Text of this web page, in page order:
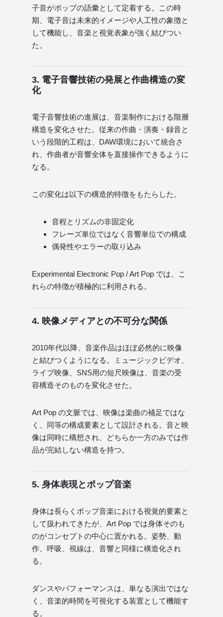
子音がポップの語彙として定着する。この時
期、電子音は未来的イメージや人工性の象徴と
して機能し、音楽と視覚表象が強く結びつい
た。
3. 電子音響技術の発展と作曲構造の変
化
電子音響技術の進展は、音楽制作における階層
構造を変化させた。従来の作曲・演奏・録音と
いう段階的工程は、DAW環境において統合さ
れ、作曲者が音響全体を直接操作できるように
なる。
この変化は以下の構造的特徴をもたらした。
音程とリズムの非固定化
フレーズ単位ではなく音響単位での構成
偶発性やエラーの取り込み
Experimental Electronic Pop / Art Pop では、こ
れらの特徴が積極的に利用される。
4. 映像メディアとの不可分な関係
2010年代以降、音楽作品はほぼ必然的に映像
と結びつくようになる。ミュージックビデオ、
ライブ映像、SNS用の短尺映像は、音楽の受
容構造そのものを変化させた。
Art Pop の文脈では、映像は楽曲の補足ではな
く、同等の構成要素として設計される。音と映
像は同時に構想され、どちらか一方のみでは作
品が完結しない構造を持つ。
5. 身体表現とポップ音楽
身体は長らくポップ音楽における視覚的要素と
して扱われてきたが、Art Pop では身体そのも
のがコンセプトの中心に置かれる。姿勢、動
作、呼吸、視線は、音響と同様に構造化され
る。
ダンスやパフォーマンスは、単なる演出ではな
く、音楽的時間を可視化する装置として機能す
る。